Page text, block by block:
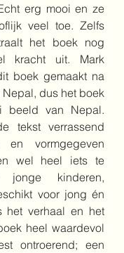
erg mooi en ze
veel toe. Zelfs
het boek nog
kracht uit. Mark
boek gemaakt na
dus het boek
beeld van Nepal.
tekst verrassend
en vormgegeven
wel heel iets te
jonge kinderen,
voor jong én
het verhaal en het
heel waardevol
ontroerend; een